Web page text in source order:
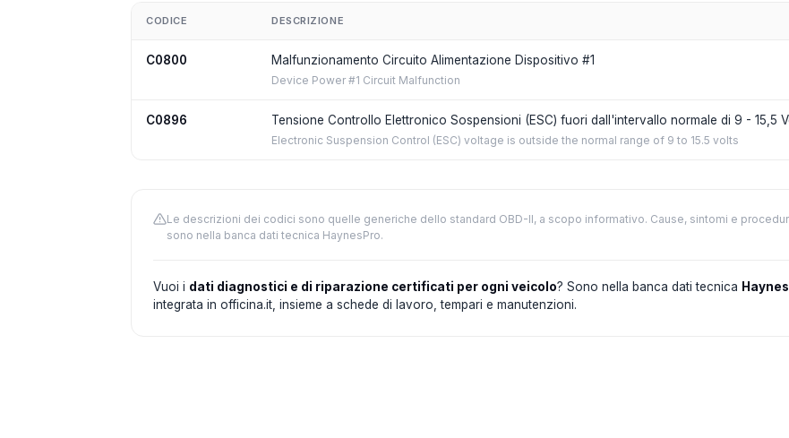
CODICE DESCRIZIONE
C0800 Malfunzionamento Circuito Alimentazione Dispositivo #1
Device Power #1 Circuit Malfunction
C0896 Tensione Controllo Elettronico Sospensioni (ESC) fuori dall'intervallo normale di 9 - 15,5
Electronic Suspension Control (ESC) voltage is outside the normal range of 9 to 15.5 volts
Le descrizioni dei codici sono quelle generiche dello standard OBD-II, a scopo informativo. Cause, sintomi e
sono nella banca dati tecnica HaynesPro.
Vuoi i dati diagnostici e di riparazione certificati per ogni veicolo? Sono nella banca dati tecnica
integrata in officina.it, insieme a schede di lavoro, tempari e manutenzioni.